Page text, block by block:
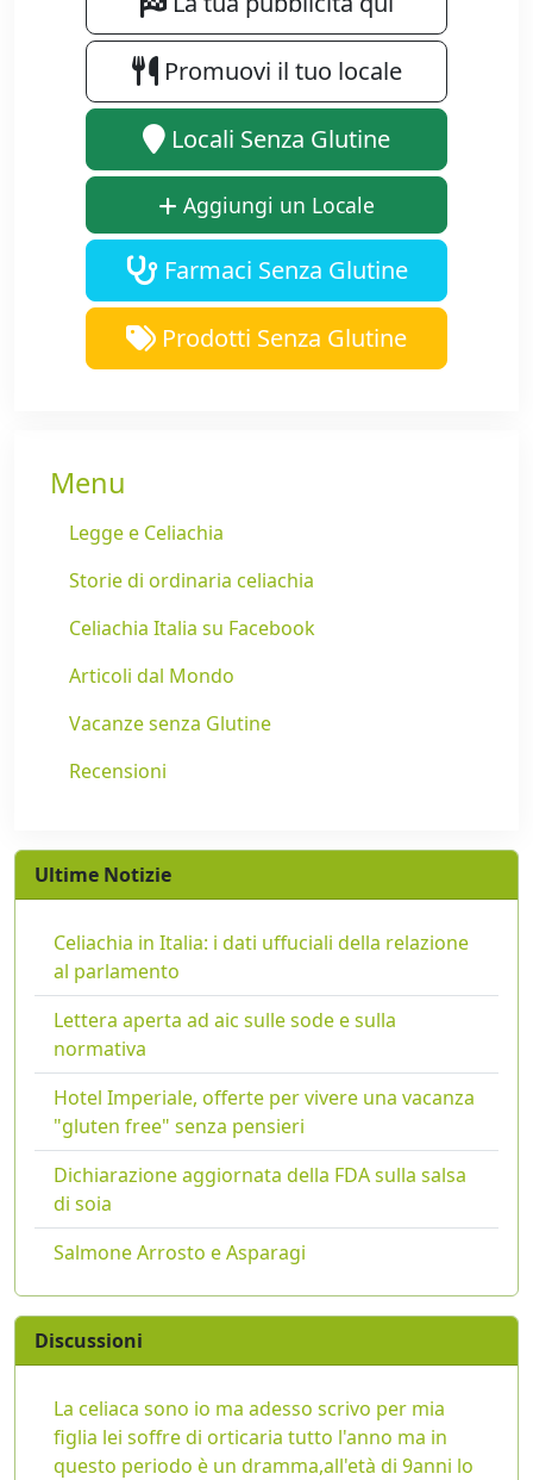
Promuovi il tuo locale
Locali Senza Glutine
Aggiungi un Locale
Farmaci Senza Glutine
Prodotti Senza Glutine
Menu
Legge e Celiachia
Storie di ordinaria celiachia
Celiachia Italia su Facebook
Articoli dal Mondo
Vacanze senza Glutine
Recensioni
Ultime Notizie
Celiachia in Italia: i dati uffuciali della relazione
al parlamento
Lettera aperta ad aic sulle sode e sulla
normativa
Hotel Imperiale, offerte per vivere una vacanza
"gluten free" senza pensieri
Dichiarazione aggiornata della FDA sulla salsa
di soia
Salmone Arrosto e Asparagi
Discussioni
La celiaca sono io ma adesso scrivo per mia
figlia lei soffre di orticaria tutto l'anno ma in
questo periodo è un dramma,all'età di 9anni lo